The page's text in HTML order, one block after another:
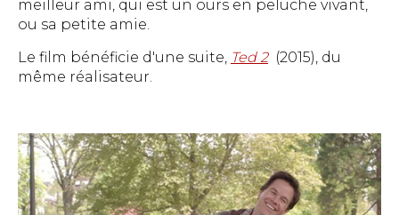
meilleur ami, qui est un ours en peluche vivant,
ou sa petite amie.
Le film bénéficie d'une suite, Ted 2(2015), du
même réalisateur.